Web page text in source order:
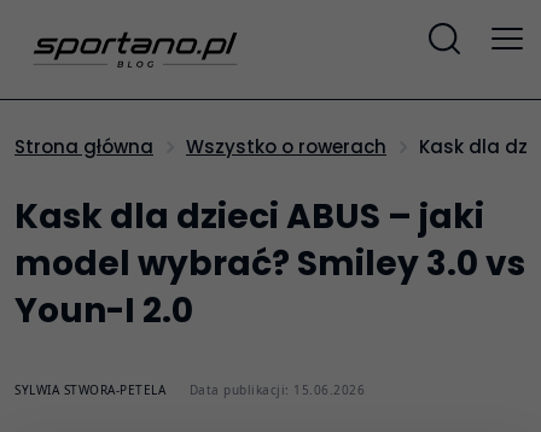
Strona główna Wszystko o rowerach Kask dla
Kask dla dzieci ABUS – jaki
model wybrać? Smiley 3.0 vs
Youn-I 2.0
SYLWIA STWORA-PETELA Data publikacji: 15.06.2026